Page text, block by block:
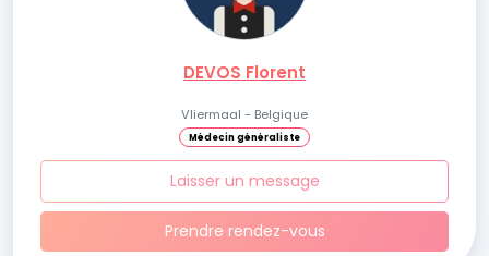
DEVOS Florent
Vliermaal - Belgique
Médecin généraliste
Laisser un message
Prendre rendez-vous